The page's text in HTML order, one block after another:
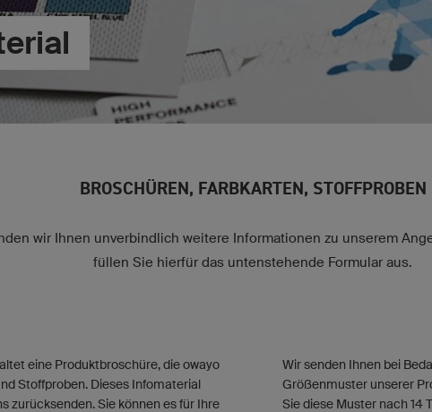
BROSCHÜREN, FARBKARTEN, STOFFPROBEN
wir Ihnen unverbindlich weitere Informationen zu unserem
füllen Sie hierfür das untenstehende Formular aus.
eine Produktbroschüre, die owayo
Stoffproben. Dieses Infomaterial
zurücksenden. Sie können es für Ihre
Wir senden Ihnen bei
Größenmuster unserer
Sie diese Muster nach 14